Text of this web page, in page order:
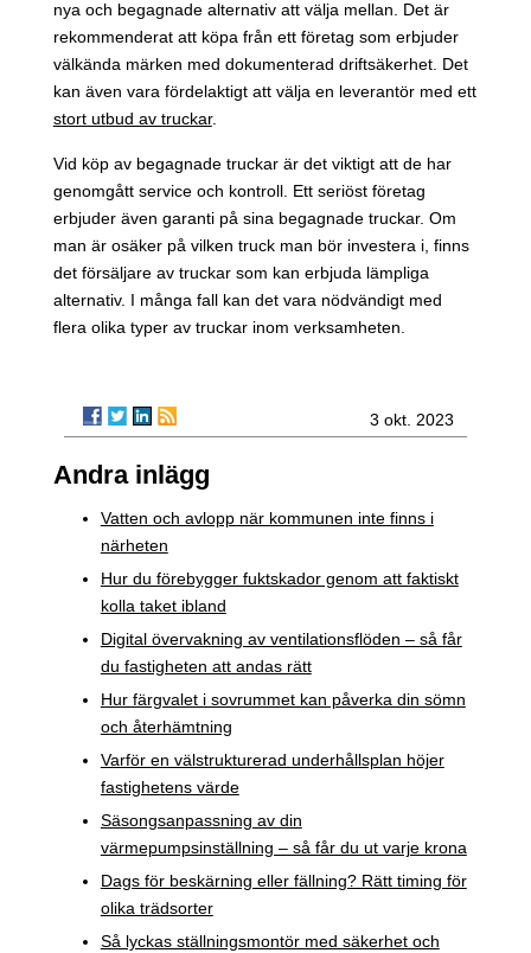
nya och begagnade alternativ att välja mellan. Det är
rekommenderat att köpa från ett företag som erbjuder
välkända märken med dokumenterad driftsäkerhet. Det
kan även vara fördelaktigt att välja en leverantör med ett
stort utbud av truckar.
Vid köp av begagnade truckar är det viktigt att de har
genomgått service och kontroll. Ett seriöst företag
erbjuder även garanti på sina begagnade truckar. Om
man är osäker på vilken truck man bör investera i, finns
det försäljare av truckar som kan erbjuda lämpliga
alternativ. I många fall kan det vara nödvändigt med
flera olika typer av truckar inom verksamheten.
3 okt. 2023
Andra inlägg
Vatten och avlopp när kommunen inte finns i
närheten
Hur du förebygger fuktskador genom att faktiskt
kolla taket ibland
Digital övervakning av ventilationsflöden – så får
du fastigheten att andas rätt
Hur färgvalet i sovrummet kan påverka din sömn
och återhämtning
Varför en välstrukturerad underhållsplan höjer
fastighetens värde
Säsongsanpassning av din
värmepumpsinställning – så får du ut varje krona
Dags för beskärning eller fällning? Rätt timing för
olika trädsorter
Så lyckas ställningsmontör med säkerhet och